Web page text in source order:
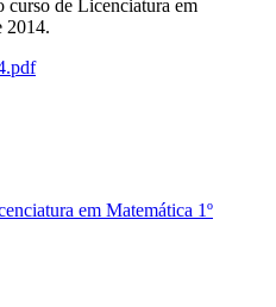
curso de Licenciatura em
2014.
em Matemática 1º